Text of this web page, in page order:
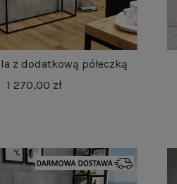
z dodatkową półeczką
1 270,00 zł